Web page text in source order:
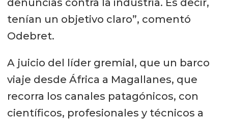
denuncias contra la industria. Es decir,
tenían un objetivo claro”, comentó
Odebret.
A juicio del líder gremial, que un barco
viaje desde África a Magallanes, que
recorra los canales patagónicos, con
científicos, profesionales y técnicos a